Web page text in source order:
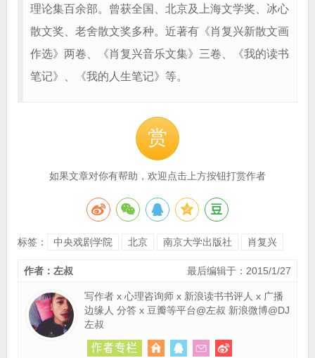
理论集百余部。曾获全国、北京及上海文学奖、冰心
散文奖、老舍散文奖多种。近著有《肖复兴新散文画
作选》两卷、《肖复兴音乐文集》三卷、《我的读书
笔记》、《我的人生笔记》等。
赏
如果文章对你有帮助，欢迎点击上方按钮打赏作者
标签： 中央戏剧学院 北京 南京大学出版社 肖复兴
最后编辑于：2015/1/27
作者：左叔
写作者 x 心理咨询师 x 新浪读书书评人 x 广播
边缘人 分答 x 豆瓣等平台@左叔 新浪微博@DJ
左叔